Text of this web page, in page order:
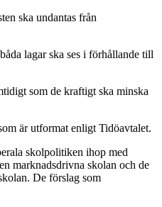
ska undantas från
lagar ska ses i förhållande till
som de kraftigt ska minska
är utformat enligt Tidöavtalet.
skolpolitiken ihop med
marknadsdrivna skolan och de
De förslag som